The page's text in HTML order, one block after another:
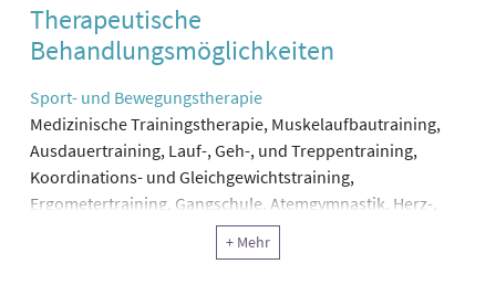
Therapeutische
Behandlungsmöglichkeiten
Sport- und Bewegungstherapie
Medizinische Trainingstherapie, Muskelaufbautraining,
Ausdauertraining, Lauf-, Geh-, und Treppentraining,
Koordinations- und Gleichgewichtstraining,
Ergometertraining, Gangschule, Atemgymnastik, Herz-,
Kreislauftraining, Gefäßtraining, HWS-Schultertraining,
Isokinetik, Qi Gong, Nordic Walking
+ Mehr